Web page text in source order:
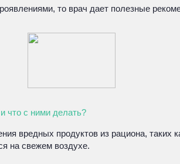
то врач дает полезные
что с ними делать?
вредных продуктов из рациона,
на свежем воздухе.